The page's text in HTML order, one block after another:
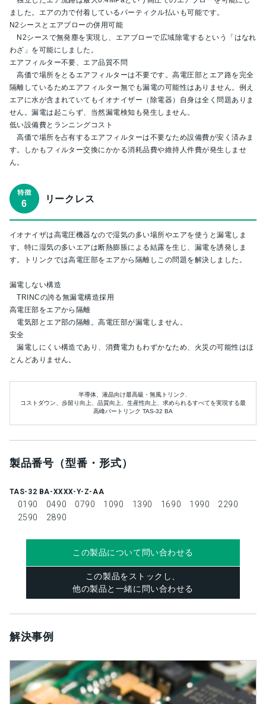
ました。エアの力で付着しているパーティクル払いも可能です。
N2シースとエアブローの併用可能
N2シースで無発塵を実現し、エアブローで広域除電するという「はなれ
わざ」を可能にしました。
エアフィルター不要、エア品質不問
高価で場所をとるエアフィルターは不要です。高電圧部とエア路を完全
隔離しているためエアフィルター無でも漏電の可能性はありません。例え
エアに水が含まれていてもイオナイザー（除電器）自身は全く問題ありま
せん。漏電は起こらず、当然漏電検知も発生しません。
低い設備費とランニングコスト
高価で場所を占有するエアフィルターは不要なため設備費が安く済みま
す。しかもフィルター交換にかかる消耗品費や維持人件費が発生しませ
ん。
リークレス
イオナイザは高電圧機器なので湿気の多い場所やエアを使うと漏電しま
す。特に湿気の多いエアは断熱膨脹による結露を生じ、漏電を誘発しま
す。トリンクでは高電圧部をエアから隔離しこの問題を解決しました。
漏電しない構造
TRINCの誇る無漏電構造採用
高電圧部をエアから隔離
電気部とエア部の隔離。高電圧部が漏電しません。
安全
漏電しにくい構造であり、消費電力もわずかなため、火災の可能性はほ
とんどありません。
半導体、液晶向け最高級・無風トリンク.
コストダウン、歩留り向上、品質向上、生産性向上、求められるすべてを実現する最
高峰バートリンク TAS-32 BA
製品番号（型番・形式）
TAS-32 BA-XXXX-Y-Z-AA
0190 0490 0790 1090 1390 1690 1990
2290
2590
2890
この製品について問い合わせる
この製品をストックし、
他の製品と一緒に問い合わせる
解決事例